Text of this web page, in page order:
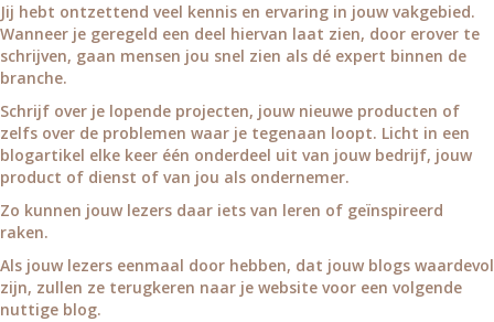
Jij hebt ontzettend veel kennis en ervaring in jouw vakgebied.
Wanneer je geregeld een deel hiervan laat zien, door erover te
schrijven, gaan mensen jou snel zien als dé expert binnen de
branche.
Schrijf over je lopende projecten, jouw nieuwe producten of
zelfs over de problemen waar je tegenaan loopt. Licht in een
blogartikel elke keer één onderdeel uit van jouw bedrijf, jouw
product of dienst of van jou als ondernemer.
Zo kunnen jouw lezers daar iets van leren of geïnspireerd
raken.
Als jouw lezers eenmaal door hebben, dat jouw blogs waardevol
zijn, zullen ze terugkeren naar je website voor een volgende
nuttige blog.